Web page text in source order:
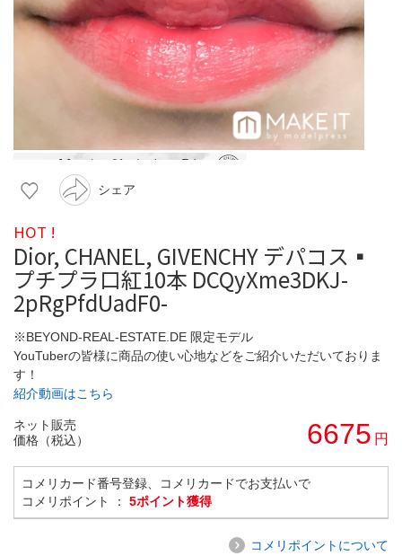
シェア
HOT !
Dior, CHANEL, GIVENCHY デパコス▪️
プチプラ口紅10本 DCQyXme3DKJ-
2pRgPfdUadF0-
※BEYOND-REAL-ESTATE.DE 限定モデル
YouTuberの皆様に商品の使い心地などをご紹介いただいておりま
す！
紹介動画はこちら
ネット販売
価格（税込）
6675 円
コメリカード番号登録、コメリカードでお支払いで
コメリポイント ： 5ポイント獲得
コメリポイントについて